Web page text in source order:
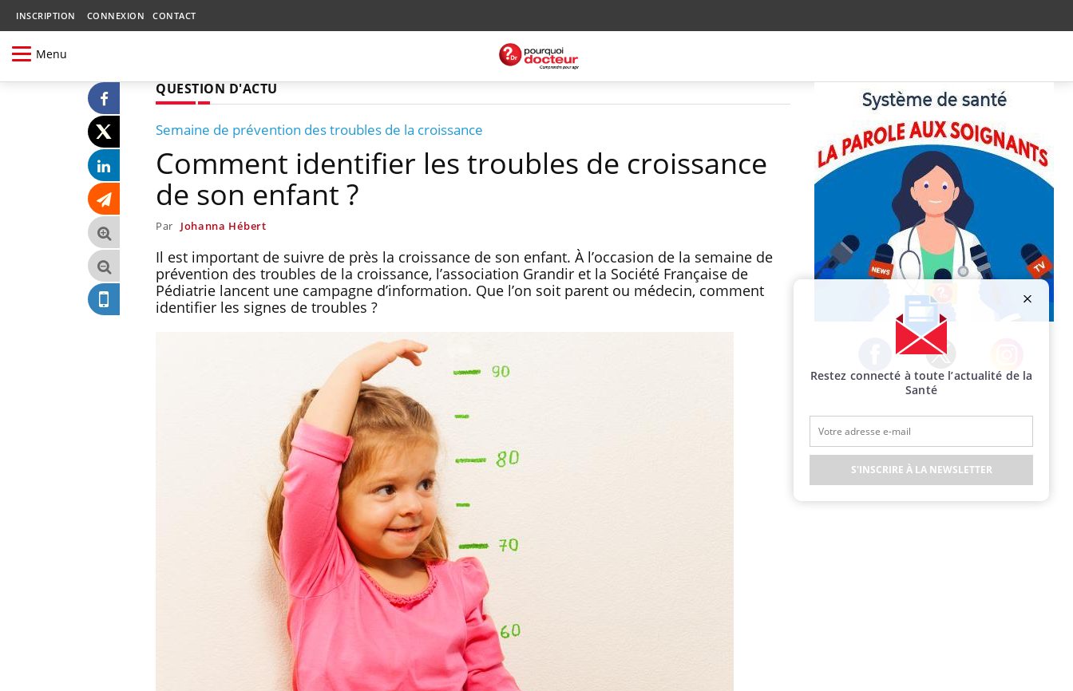
INSCRIPTION CONNEXION CONTACT
Menu
QUESTION D'ACTU
Semaine de prévention des troubles de la croissance
Comment identifier les troubles de croissance
de son enfant ?
Par Johanna Hébert
Il est important de suivre de près la croissance de son enfant. À l’occasion de la semaine de
prévention des troubles de la croissance, l’association Grandir et la Société Française de
Pédiatrie lancent une campagne d’information. Que l’on soit parent ou médecin, comment
identifier les signes de troubles ?
Facebook Twitter Instagram
Restez connecté à toute l’actualité de la
Santé
S'INSCRIRE À LA NEWSLETTER